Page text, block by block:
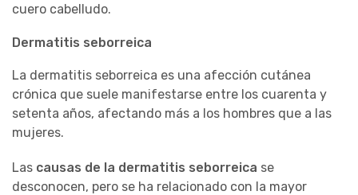
cuero cabelludo.
Dermatitis seborreica
La dermatitis seborreica es una afección cutánea
crónica que suele manifestarse entre los cuarenta y
setenta años, afectando más a los hombres que a las
mujeres.
Las causas de la dermatitis seborreica se
desconocen, pero se ha relacionado con la mayor